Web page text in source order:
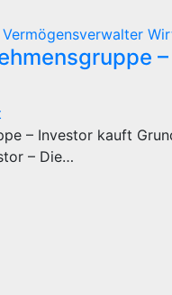
Vermögensverwalter
– Investor kauft
– Die…